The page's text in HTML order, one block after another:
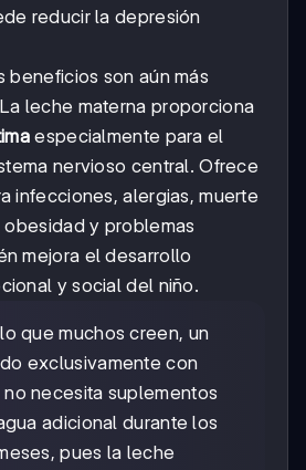
reducir la depresión
beneficios son aún más
leche materna proporciona
especialmente para el
nervioso central. Ofrece
infecciones, alergias, muerte
y problemas
mejora el desarrollo
y social del niño.
que muchos creen, un
exclusivamente con
necesita suplementos
adicional durante los
pues la leche